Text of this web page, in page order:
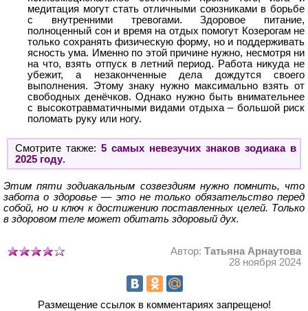
медитация могут стать отличными союзниками в борьбе
с внутренними тревогами. Здоровое питание,
полноценный сон и время на отдых помогут Козерогам не
только сохранять физическую форму, но и поддерживать
ясность ума. Именно по этой причине нужно, несмотря ни
на что, взять отпуск в летний период. Работа никуда не
убежит, а незаконченные дела дождутся своего
выполнения. Этому знаку нужно максимально взять от
свободных денёчков. Однако нужно быть внимательнее
с высокотравматичными видами отдыха – большой риск
поломать руку или ногу.
Смотрите также: 5 самых невезучих знаков зодиака в
2025 году.
Этим пяти зодиакальным созвездиям нужно помнить, что
забота о здоровье — это не только обязательство перед
собой, но и ключ к достижению поставленных целей. Только
в здоровом теле может обитать здоровый дух.
Автор: Татьяна Арнаутова
28 ноября 2024
Размещение ссылок в комментариях запрещено!